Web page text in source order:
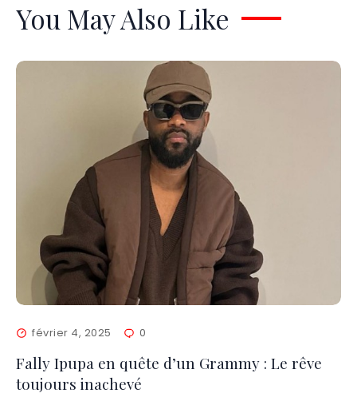
You May Also Like
février 4, 2025 0
Fally Ipupa en quête d’un Grammy : Le rêve
toujours inachevé